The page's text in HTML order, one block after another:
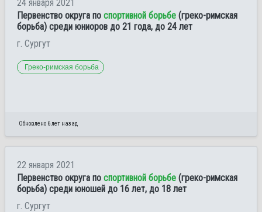
24 января 2021
Первенство округа по спортивной борьбе (греко-римская
борьба) среди юниоров до 21 года, до 24 лет
г. Сургут
Греко-римская борьба
Обновлено 6 лет назад
22 января 2021
Первенство округа по спортивной борьбе (греко-римская
борьба) среди юношей до 16 лет, до 18 лет
г. Сургут